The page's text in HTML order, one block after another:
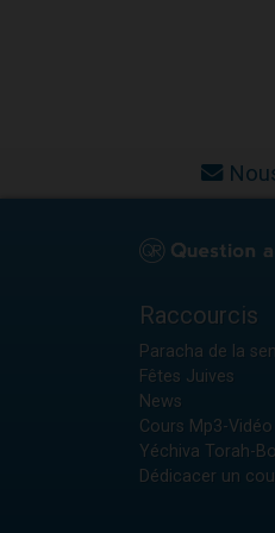
Raccourcis
Paracha de la
Fêtes Juives
News
Cours Mp3-Vidéo
Yéchiva Torah-
Dédicacer un